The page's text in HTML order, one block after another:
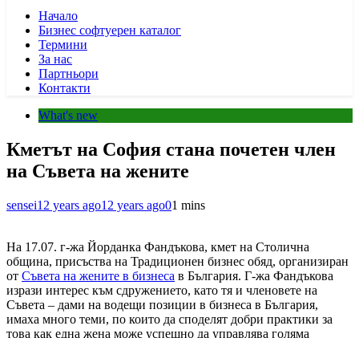
Начало
Бизнес софтуерен каталог
Термини
За нас
Партньори
Контакти
What's new
Кметът на София стана почетен член
на Съвета на жените
sensei12 years ago12 years ago01 mins
На 17.07. г-жа Йорданка Фандъкова, кмет на Столична
община, присъства на Традиционен бизнес обяд, организиран
от Съвета на жените в бизнеса в България. Г-жа Фандъкова
изрази интерес към сдружението, като тя и членовете на
Съвета – дами на водещи позиции в бизнеса в България,
имаха много теми, по които да споделят добри практики за
това как една жена може успешно да управлява голяма